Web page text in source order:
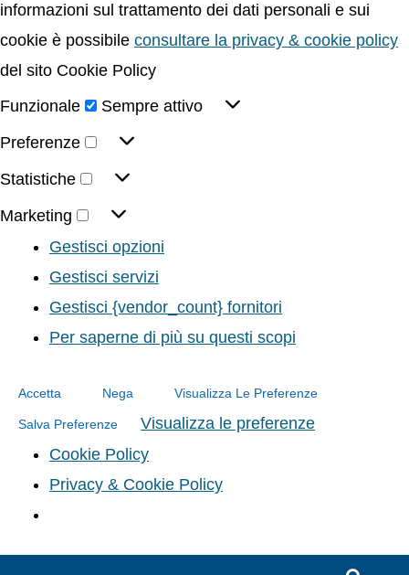
informazioni sul trattamento dei dati personali e sui
cookie è possibile consultare la privacy & cookie policy
del sito Cookie Policy
Funzionale
Sempre attivo
Preferenze
Statistiche
Marketing
Gestisci opzioni
Gestisci servizi
Gestisci {vendor_count} fornitori
Per saperne di più su questi scopi
Accetta Nega Visualizza Le Preferenze
Salva Preferenze
Visualizza le preferenze
Cookie Policy
Privacy & Cookie Policy